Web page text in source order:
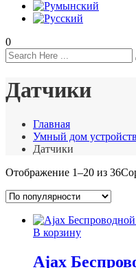
0
Датчики
Главная
Умный дом
Датчики
Отображение 1–20 из 36
В корзину
Ajax